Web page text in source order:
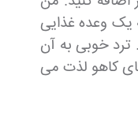
یک وعده غذایی
ترد خوبی به آن
کاهو لذت می